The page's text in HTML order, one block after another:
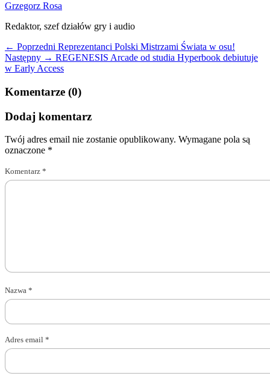
Grzegorz Rosa
Redaktor, szef działów gry i audio
← Poprzedni Reprezentanci Polski Mistrzami Świata w osu!
Następny → REGENESIS Arcade od studia Hyperbook debiutuje
w Early Access
Komentarze (0)
Dodaj komentarz
Twój adres email nie zostanie opublikowany. Wymagane pola są
oznaczone *
Komentarz *
Nazwa *
Adres email *